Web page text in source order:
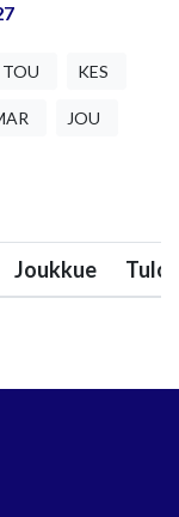
TOU KES
JOU
Joukkue Tulos